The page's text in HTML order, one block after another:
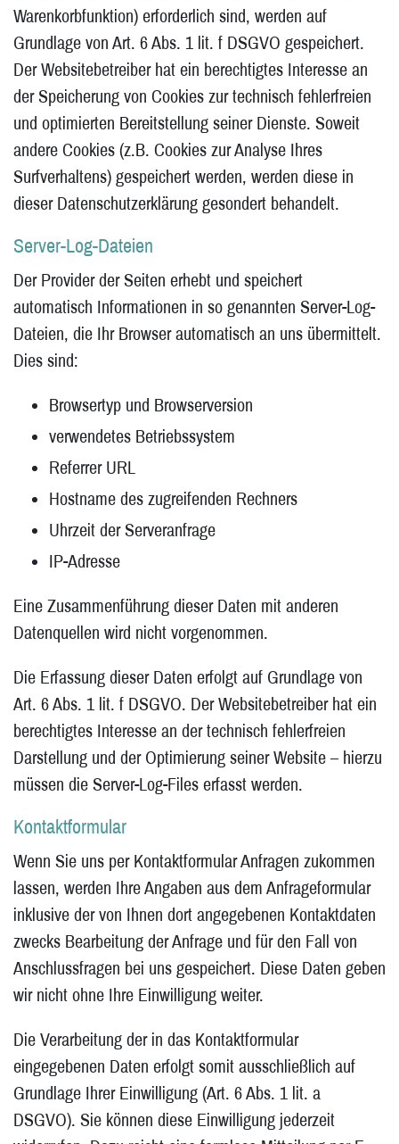
Warenkorbfunktion) erforderlich sind, werden auf
Grundlage von Art. 6 Abs. 1 lit. f DSGVO gespeichert.
Der Websitebetreiber hat ein berechtigtes Interesse an
der Speicherung von Cookies zur technisch fehlerfreien
und optimierten Bereitstellung seiner Dienste. Soweit
andere Cookies (z.B. Cookies zur Analyse Ihres
Surfverhaltens) gespeichert werden, werden diese in
dieser Datenschutzerklärung gesondert behandelt.
Server-Log-Dateien
Der Provider der Seiten erhebt und speichert
automatisch Informationen in so genannten Server-Log-
Dateien, die Ihr Browser automatisch an uns übermittelt.
Dies sind:
Browsertyp und Browserversion
verwendetes Betriebssystem
Referrer URL
Hostname des zugreifenden Rechners
Uhrzeit der Serveranfrage
IP-Adresse
Eine Zusammenführung dieser Daten mit anderen
Datenquellen wird nicht vorgenommen.
Die Erfassung dieser Daten erfolgt auf Grundlage von
Art. 6 Abs. 1 lit. f DSGVO. Der Websitebetreiber hat ein
berechtigtes Interesse an der technisch fehlerfreien
Darstellung und der Optimierung seiner Website – hierzu
müssen die Server-Log-Files erfasst werden.
Kontaktformular
Wenn Sie uns per Kontaktformular Anfragen zukommen
lassen, werden Ihre Angaben aus dem Anfrageformular
inklusive der von Ihnen dort angegebenen Kontaktdaten
zwecks Bearbeitung der Anfrage und für den Fall von
Anschlussfragen bei uns gespeichert. Diese Daten geben
wir nicht ohne Ihre Einwilligung weiter.
Die Verarbeitung der in das Kontaktformular
eingegebenen Daten erfolgt somit ausschließlich auf
Grundlage Ihrer Einwilligung (Art. 6 Abs. 1 lit. a
DSGVO). Sie können diese Einwilligung jederzeit